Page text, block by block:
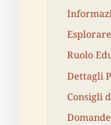
Ruolo
Dettagli
Consigli